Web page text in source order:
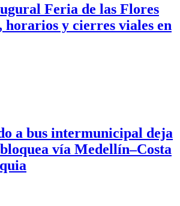
Feria de las Flores
horarios y cierres viales en
a bus intermunicipal deja
vía Medellín–Costa